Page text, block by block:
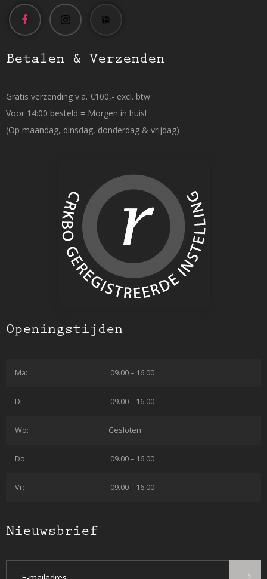
Betalen & Verzenden
Gratis verzending v.a. €100,- excl. btw
Voor 14:00 besteld = Morgen in huis!
(Op maandag, dinsdag, donderdag & vrijdag)
Openingstijden
Ma: 09.00 – 16.00
Di: 09.00 – 16.00
Wo: Gesloten
Do: 09.00 – 16.00
Vr: 09.00 – 16.00
Nieuwsbrief